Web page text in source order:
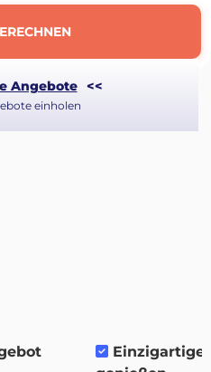
Angebote <<
einholen